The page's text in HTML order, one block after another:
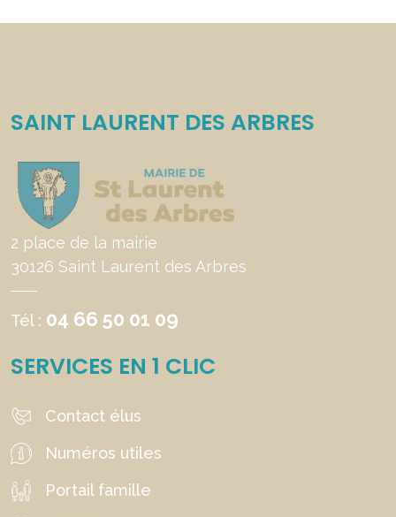
SAINT LAURENT DES ARBRES
2 place de la mairie
30126 Saint Laurent des Arbres
Tél : 04 66 50 01 09
SERVICES EN 1 CLIC
Contact élus
Numéros utiles
Portail famille